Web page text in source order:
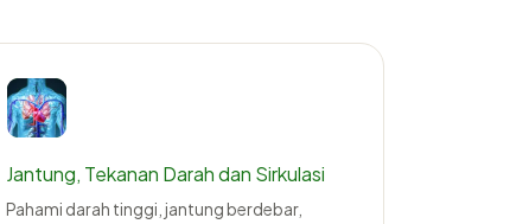
Jantung, Tekanan Darah dan Sirkulasi
Pahami darah tinggi, jantung berdebar,